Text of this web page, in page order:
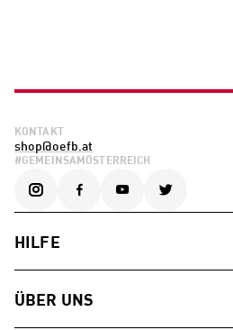
KONTAKT
shop@oefb.at
#GEMEINSAMÖSTERREICH
HILFE
ÜBER UNS